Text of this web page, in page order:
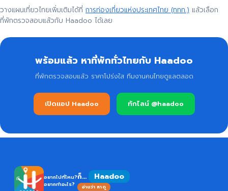
วางแผนเที่ยวไทยเพิ่มเติมได้ที่ การท่องเที่ยวแห่งประเทศไทย (ททท.) แล้วเลือก
ที่พักตรวจสอบแล้วกับ Haadoo ได้เลย
พร้อมแล้ว หาที่พักทั่วไทยกับ Haadoo
ที่พักตรวจสอบแล้ว ราคาโปร่งใส ทีมงานคนไทยดูแลตลอด
เปิดแอป Haadoo ทักไลน์ @haadoo
อยากไปที่ไหน?
อยากทำอะไร?
ก็... Haadoo
อ่านว่า หาดู